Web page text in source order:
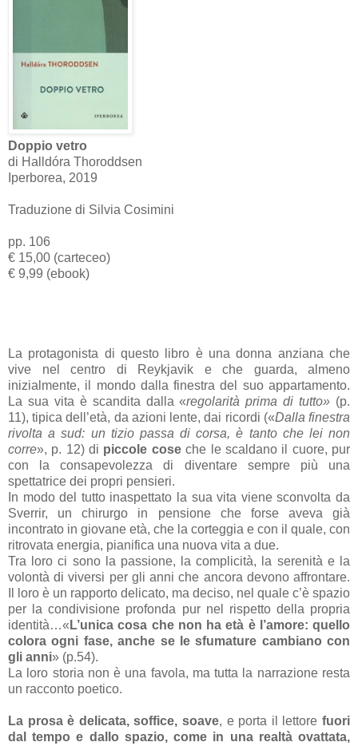
Doppio vetro
di Halldóra Thoroddsen
Iperborea, 2019
Traduzione di Silvia Cosimini
pp. 106
€ 15,00 (carteceo)
€ 9,99 (ebook)
La protagonista di questo libro è una donna anziana che
vive nel centro di Reykjavik e che guarda, almeno
inizialmente, il mondo dalla finestra del suo appartamento.
La sua vita è scandita dalla «regolarità prima di tutto» (p.
11), tipica dell’età, da azioni lente, dai ricordi («Dalla finestra
rivolta a sud: un tizio passa di corsa, è tanto che lei non
corre», p. 12) di piccole coseche le scaldano il cuore, pur
con la consapevolezza di diventare sempre più una
spettatrice dei propri pensieri.
In modo del tutto inaspettato la sua vita viene sconvolta da
Sverrir, un chirurgo in pensione che forse aveva già
incontrato in giovane età, che la corteggia e con il quale, con
ritrovata energia, pianifica una nuova vita a due.
Tra loro ci sono la passione, la complicità, la serenità e la
volontà di viversi per gli anni che ancora devono affrontare.
Il loro è un rapporto delicato, ma deciso, nel quale c’è spazio
per la condivisione profonda pur nel rispetto della propria
identità…« L’unica cosa che non ha età è l’amore: quello
colora ogni fase, anche se le sfumature cambiano con
gli anni» (p.54).
La loro storia non è una favola, ma tutta la narrazione resta
un racconto poetico.
La prosa è delicata, soffice, soave, e porta il lettore fuori
dal tempo e dallo spazio, come in una realtà ovattata,